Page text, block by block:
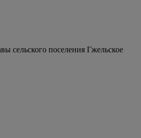
сельского поселения Гжельское